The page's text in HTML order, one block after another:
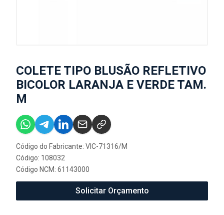
COLETE TIPO BLUSÃO REFLETIVO
BICOLOR LARANJA E VERDE TAM.
M
Código do Fabricante: VIC-71316/M
Código: 108032
Código NCM: 61143000
Solicitar Orçamento